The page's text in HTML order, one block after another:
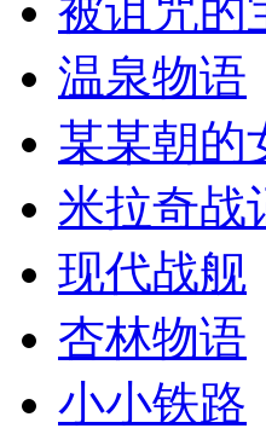
被诅咒的
温泉物语
某某朝的
米拉奇战
现代战舰
杏林物语
小小铁路